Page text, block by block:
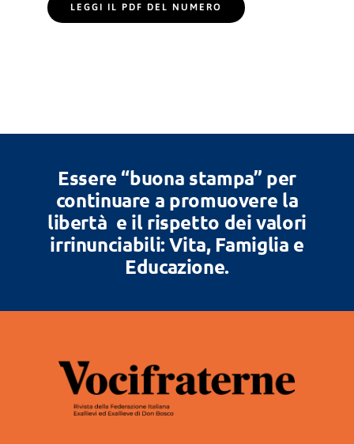
LEGGI IL PDF DEL NUMERO
Essere “buona stampa” per
continuare a promuovere la
libertà e il rispetto dei valori
irrinunciabili: Vita, Famiglia e
Educazione.